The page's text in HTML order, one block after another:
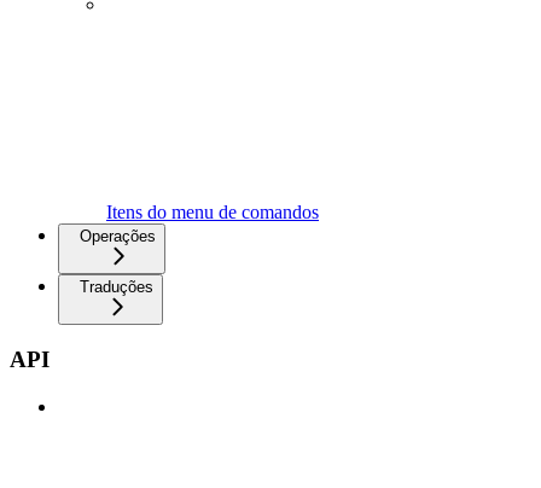
Itens do menu de comandos
Operações
Traduções
API